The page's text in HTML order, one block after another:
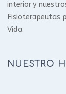
interior y
Fisioterapeutas
Vida.
NUESTRO